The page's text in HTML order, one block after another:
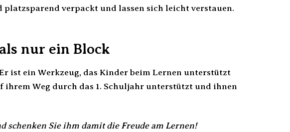
platzsparend verpackt und lassen sich leicht verstauen.
nur ein Block
ist ein Werkzeug, das Kinder beim Lernen unterstützt
Weg durch das 1. Schuljahr unterstützt und ihnen
schenken Sie ihm damit die Freude am Lernen!